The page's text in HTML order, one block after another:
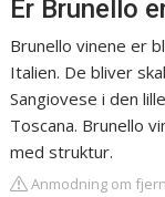
Er Brunello
Brunello vinene er
Italien. De bliver
Sangiovese i den
Toscana. Brunello
med struktur.
Anmodning om